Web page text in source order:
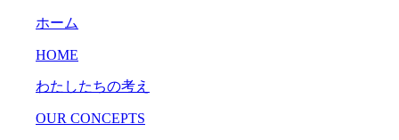
ホーム
HOME
わたしたちの考え
OUR CONCEPTS